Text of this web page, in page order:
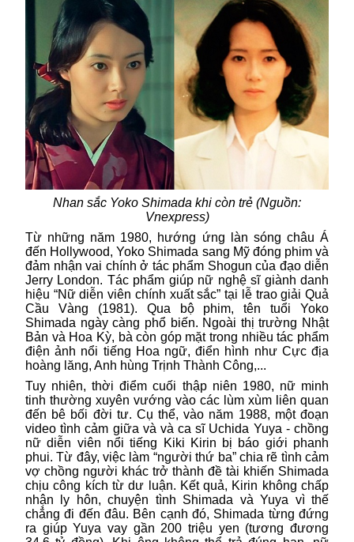
Nhan sắc Yoko Shimada khi còn trẻ (Nguồn:
Vnexpress)
Từ những năm 1980, hướng ứng làn sóng châu Á
đến Hollywood, Yoko Shimada sang Mỹ đóng phim và
đảm nhận vai chính ở tác phẩm Shogun của đạo diễn
Jerry London. Tác phẩm giúp nữ nghệ sĩ giành danh
hiệu “Nữ diễn viên chính xuất sắc” tại lễ trao giải Quả
Cầu Vàng (1981). Qua bộ phim, tên tuổi Yoko
Shimada ngày càng phổ biến. Ngoài thị trường Nhật
Bản và Hoa Kỳ, bà còn góp mặt trong nhiều tác phẩm
điện ảnh nổi tiếng Hoa ngữ, điển hình như Cực địa
hoàng lăng, Anh hùng Trịnh Thành Công,...
Tuy nhiên, thời điểm cuối thập niên 1980, nữ minh
tinh thường xuyên vướng vào các lùm xùm liên quan
đến bê bối đời tư. Cụ thể, vào năm 1988, một đoạn
video tình cảm giữa và và ca sĩ Uchida Yuya - chồng
nữ diễn viên nổi tiếng Kiki Kirin bị báo giới phanh
phui. Từ đây, việc làm “người thứ ba” chia rẽ tình cảm
vợ chồng người khác trở thành đề tài khiến Shimada
chịu công kích từ dư luận. Kết quả, Kirin không chấp
nhận ly hôn, chuyện tình Shimada và Yuya vì thế
chẳng đi đến đâu. Bên cạnh đó, Shimada từng đứng
ra giúp Yuya vay gần 200 triệu yen (tương đương